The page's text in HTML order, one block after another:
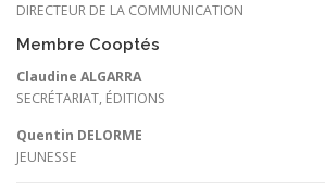
DIRECTEUR DE LA COMMUNICATION
Membre Cooptés
Claudine ALGARRA
SECRÉTARIAT, ÉDITIONS
Quentin DELORME
JEUNESSE